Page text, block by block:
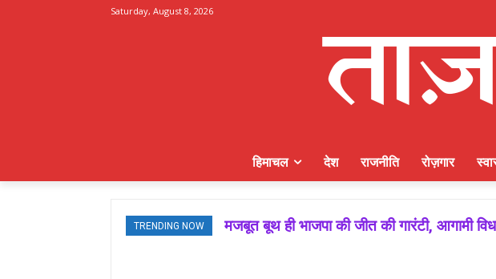
Saturday, August 8, 2026
हिमाचल देश राजनीति रोज़गार
TRENDING NOW
मजबूत बूथ ही भाजपा की जीत की गारंटी, आगामी